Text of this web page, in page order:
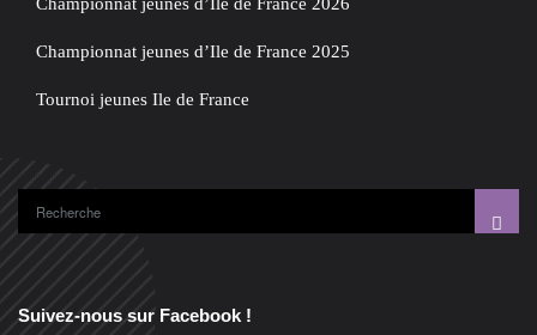
Championnat jeunes d’Ile de France 2025
Tournoi jeunes Ile de France
Suivez-nous sur Facebook !